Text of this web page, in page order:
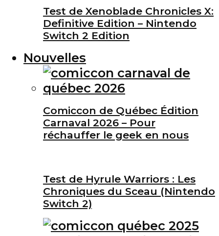
Test de Xenoblade Chronicles X:
Definitive Edition – Nintendo
Switch 2 Edition
Nouvelles
Comiccon de Québec Édition
Carnaval 2026 – Pour
réchauffer le geek en nous
Test de Hyrule Warriors : Les
Chroniques du Sceau (Nintendo
Switch 2)